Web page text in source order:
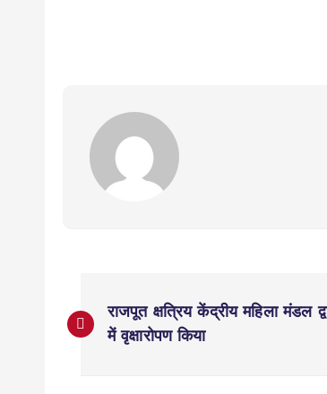
P
o
राजपूत क्षत्रिय केंद्रीय महिला मंडल
में वृक्षारोपण किया